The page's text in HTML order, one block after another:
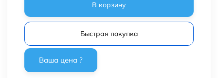
В корзину
Быстрая покупка